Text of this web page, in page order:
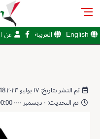
English العربية عن
تم النشر بتاريخ: ١٧ يوليو ٢٠٢٣ 16:28:48
تم التحديث: ٠ ديسمبر ٠٠٠٠ 00:00:00